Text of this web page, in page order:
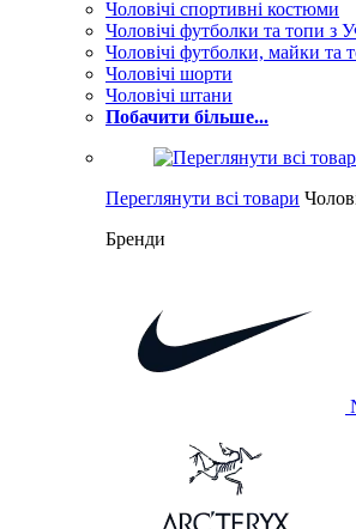
Чоловічі спортивні костюми
Чоловічі футболки та топи з
Чоловічі футболки, майки та
Чоловічі шорти
Чоловічі штани
Побачити більше...
Переглянути всі товари
Бренди